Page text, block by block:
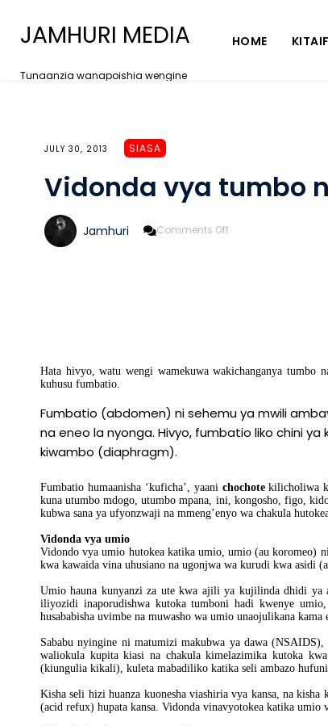
JAMHURI MEDIA
Tunaanzia wanapoishia wengine
HOME
JULY 30, 2013 SIASA
Vidonda vya tumbo
Jamhuri Comments Off
Hata hivyo, watu wengi wamekuwa wakichanganya tumbo
kuhusu fumbatio.
Fumbatio (abdomen) ni sehemu ya mwili
na eneo la nyonga. Hivyo, fumbatio liko chini
kiwambo (diaphragm).
Fumbatio humaanisha ‘kuficha’, yaani chochotekilicholiwa
kuna utumbo mdogo, utumbo mpana, ini, kongosho, figo,
kubwa sana ya ufyonzwaji na mmeng’enyo wa chakula
Vidonda vya umio
Vidondo vya umio hutokea katika umio, umio (au koromeo)
kwa kawaida vina uhusiano na ugonjwa wa kurudi kwa asidi
Umio hauna kunyanzi za ute kwa ajili ya kujilinda dhidi
iliyozidi inaporudishwa kutoka tumboni hadi kwenye
husababisha uvimbe na muwasho wa umio unaojulikana kama
Sababu nyingine ni matumizi makubwa ya dawa
waliokula kupita kiasi na chakula kimelazimika kutoka
(kiungulia kikali), kuleta mabadiliko katika seli ambazo
Kisha seli hizi huanza kuonesha viashiria vya kansa, na
(acid refux) hupata kansa. Vidonda vinavyotokea katika